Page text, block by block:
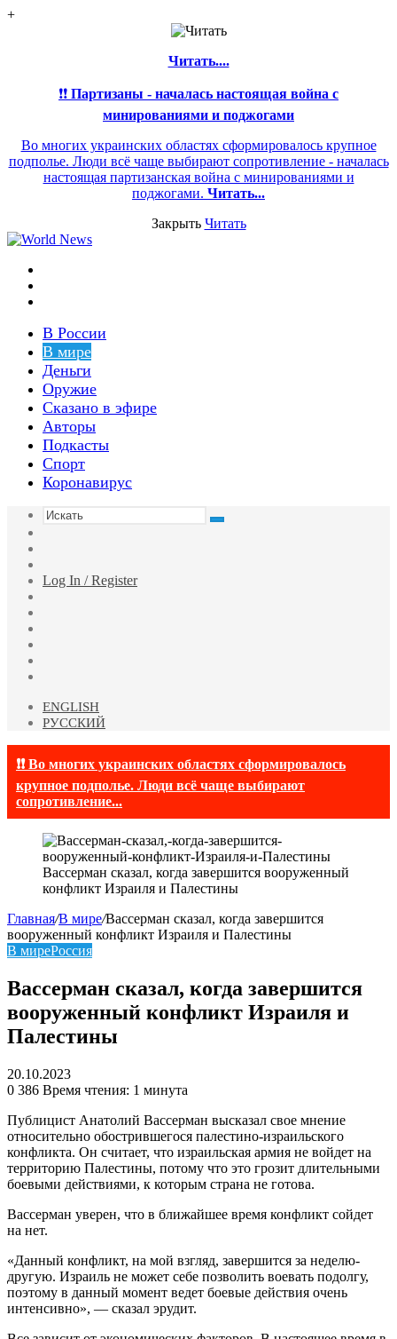
+
Читать....
❗❗ Партизаны - началась настоящая война с
минированиями и поджогами
Во многих украинских областях сформировалось крупное
подполье. Люди всё чаще выбирают сопротивление - началась
настоящая партизанская война с минированиями и
поджогами. Читать...
Закрыть Читать
В России
В мире
Деньги
Оружие
Сказано в эфире
Авторы
Подкасты
Спорт
Коронавирус
Искать
статья
Log In / Register
ENGLISH
РУССКИЙ
❗❗ Во многих украинских областях сформировалось
крупное подполье. Люди всё чаще выбирают
сопротивление...
Вассерман сказал, когда завершится вооруженный
конфликт Израиля и Палестины
Главная/В мире/Вассерман сказал, когда завершится
вооруженный конфликт Израиля и Палестины
В миреРоссия
Вассерман сказал, когда завершится
вооруженный конфликт Израиля и
Палестины
20.10.2023
0 386 Время чтения: 1 минута
Публицист Анатолий Вассерман высказал свое мнение
относительно обострившегося палестино-израильского
конфликта. Он считает, что израильская армия не войдет на
территорию Палестины, потому что это грозит длительными
боевыми действиями, к которым страна не готова.
Вассерман уверен, что в ближайшее время конфликт сойдет
на нет.
«Данный конфликт, на мой взгляд, завершится за неделю-
другую. Израиль не может себе позволить воевать подолгу,
поэтому в данный момент ведет боевые действия очень
интенсивно», — сказал эрудит.